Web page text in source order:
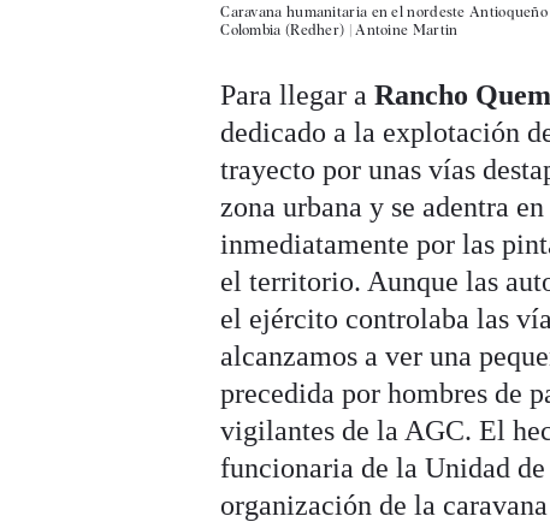
Caravana humanitaria en el nordeste
Colombia (Redher) | Antoine Martin
Para llegar aRancho
dedicado a la explotación
trayecto por unas vías
zona urbana y se adentra
inmediatamente por las
el territorio. Aunque las
el ejército controlaba las
alcanzamos a ver una
precedida por hombres de
vigilantes de la AGC. El
funcionaria de la Unidad
organización de la